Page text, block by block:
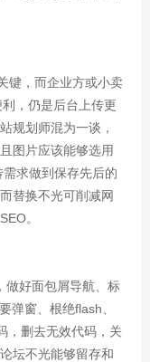
，而企业方或小卖
，仍是后台上传更
规划师混为一谈，
图片应该能够选用
求做到保存先后的
替换不光可削减网
。
好面包屑导航、标
弹窗、根绝flash、
，删去无效代码，关
坛不光能够留存和